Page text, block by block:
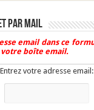
par mail
email dans ce
votre boîte email.
Entrez votre adresse email: